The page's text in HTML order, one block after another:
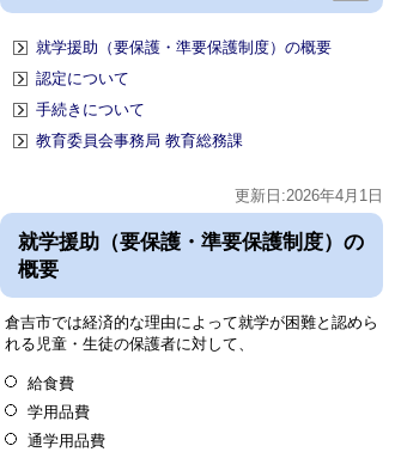
就学援助（要保護・準要保護制度）の概要
認定について
手続きについて
教育委員会事務局 教育総務課
更新日:2026年4月1日
就学援助（要保護・準要保護制度）の
概要
倉吉市では経済的な理由によって就学が困難と認めら
れる児童・生徒の保護者に対して、
給食費
学用品費
通学用品費